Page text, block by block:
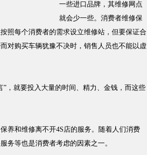
一些进口品牌，其维修网点
就会少一些。消费者维修保
照每个消费者的需求设立维修站，但要保证合
对购买车辆犹豫不决时，销售人员也不能以虚
就要投入大量的时间、精力、金钱，而这些
和维修离不开4S店的服务。随着人们消费
务等也是消费者考虑的因素之一。